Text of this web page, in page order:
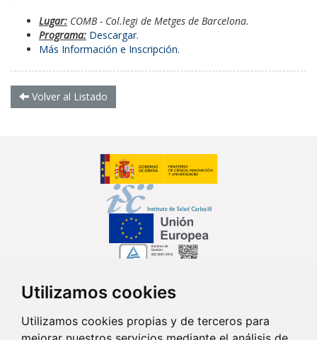
Utilizamos cookies
Utilizamos cookies propias y de terceros para
Lugar: COMB - Col.legi de Metges de Barcelona.
Programa: Descargar.
Más Información e Inscripción.
Volver al Listado
Síguenos en...